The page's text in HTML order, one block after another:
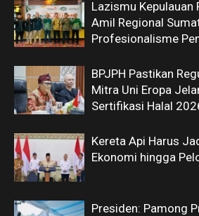
Lazismu Kepulauan
Amil Regional
Profesionalisme
BPJPH Pastikan
Mitra Uni Eropa
Sertifikasi Halal
Kereta Api Harus
Ekonomi hingga
Presiden: Pamong